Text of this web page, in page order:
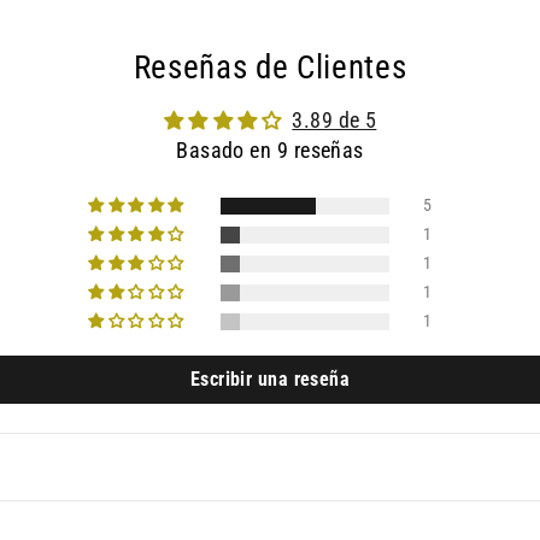
Reseñas de Clientes
3.89 de 5
Basado en 9 reseñas
5
1
1
1
1
Escribir una reseña